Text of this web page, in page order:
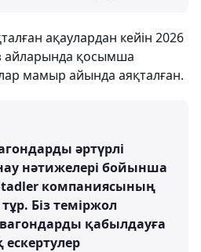
ақаулардан кейін 2026
қосымша
мамыр айында аяқталған.
әртүрлі
нәтижелері бойынша
компаниясының
Біз теміржол
вагондарды қабылдауға